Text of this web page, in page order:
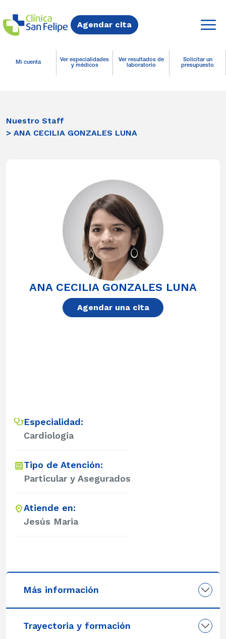
Agendar cita
Mi cuenta
Ver especialidades
y médicos
Ver resultados de
laboratorio
Solicitar un
presupuesto
Nuestro Staff
> ANA CECILIA GONZALES LUNA
ANA CECILIA GONZALES LUNA
Agendar una cita
Especialidad:
Cardiologia
Tipo de Atención:
Particular y Asegurados
Atiende en:
Jesús Maria
Más información
Trayectoria y formación